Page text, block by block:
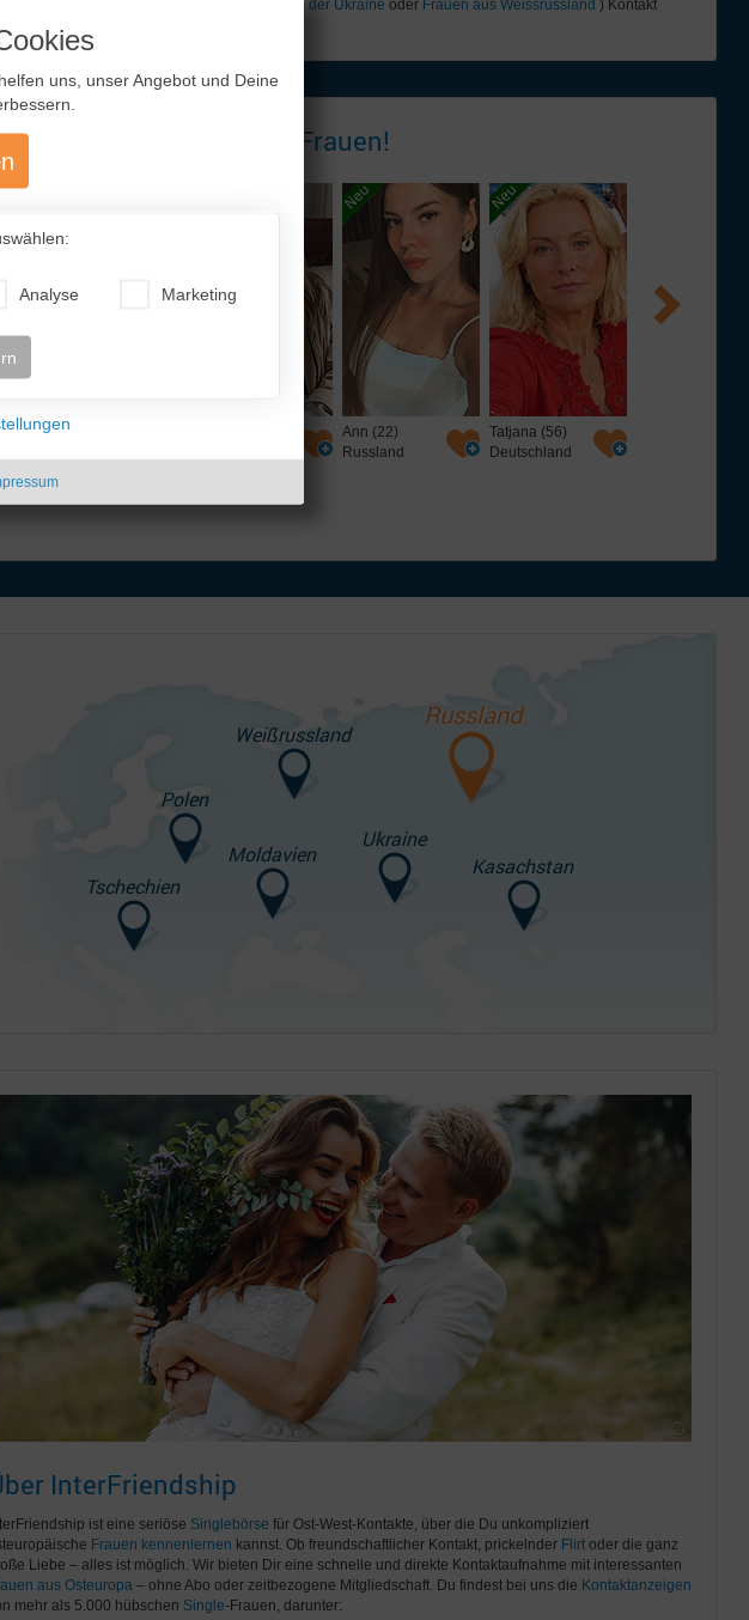
Frauen aus der Ukraine oder Frauen aus Weissrussland ) Kontakt
Frauen!
Vitaliya (40)
Tatjana (56)
Deutschland
Viki (46)
Schweiz
Weißrussland
Russland
Polen
Ukraine
Moldavien Kasachstan
Tschechien
InterFriendship
ist eine seriöse Singlebörse für Ost-West-Kontakte, über die Du unkompliziert
Frauen kennenlernen kannst. Ob freundschaftlicher Kontakt, prickelnder Flirt oder die ganz
Liebe – alles ist möglich. Wir bieten Dir eine schnelle und direkte Kontaktaufnahme mit interessanten
aus Osteuropa – ohne Abo oder zeitbezogene Mitgliedschaft. Du findest bei uns die Kontaktanzeigen
mehr als 5.000 hübschen Single-Frauen, darunter:
uns, unser Angebot und Deine
Analyse Marketing